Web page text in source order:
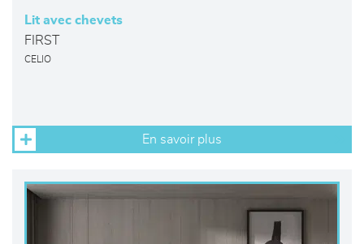
Lit avec chevets
FIRST
CELIO
En savoir plus